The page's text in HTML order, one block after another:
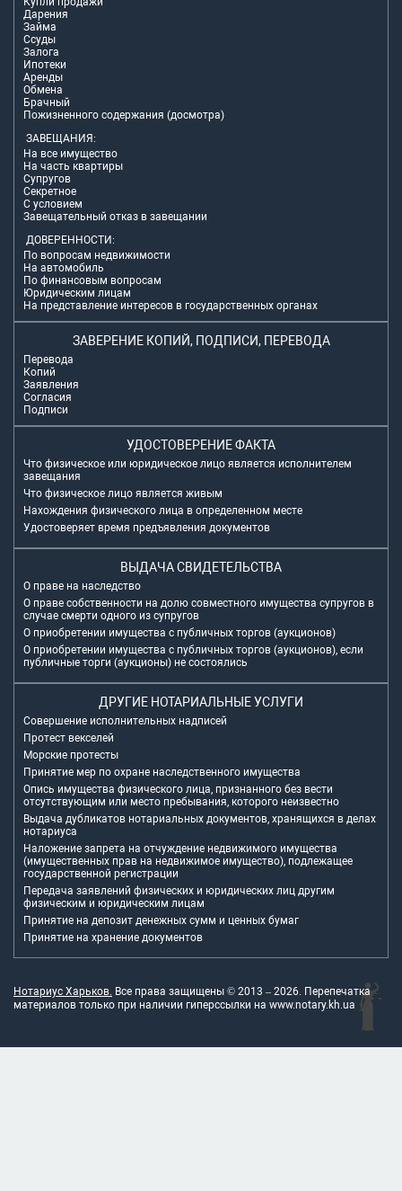
Дарения
Займа
Ссуды
Залога
Ипотеки
Аренды
Обмена
Брачный
Пожизненного содержания (досмотра)
ЗАВЕЩАНИЯ:
На все имущество
На часть квартиры
Супругов
Секретное
С условием
Завещательный отказ в завещании
ДОВЕРЕННОСТИ:
По вопросам недвижимости
На автомобиль
По финансовым вопросам
Юридическим лицам
На представление интересов в государственных органах
ЗАВЕРЕНИЕ КОПИЙ, ПОДПИСИ, ПЕРЕВОДА
Перевода
Копий
Заявления
Согласия
Подписи
УДОСТОВЕРЕНИЕ ФАКТА
Что физическое или юридическое лицо является исполнителем
завещания
Что физическое лицо является живым
Нахождения физического лица в определенном месте
Удостоверяет время предъявления документов
ВЫДАЧА СВИДЕТЕЛЬСТВА
О праве на наследство
О праве собственности на долю совместного имущества супругов в
случае смерти одного из супругов
О приобретении имущества с публичных торгов (аукционов)
О приобретении имущества с публичных торгов (аукционов), если
публичные торги (аукционы) не состоялись
ДРУГИЕ НОТАРИАЛЬНЫЕ УСЛУГИ
Совершение исполнительных надписей
Протест векселей
Морские протесты
Принятие мер по охране наследственного имущества
Опись имущества физического лица, признанного без вести
отсутствующим или место пребывания, которого неизвестно
Выдача дубликатов нотариальных документов, хранящихся в делах
нотариуса
Наложение запрета на отчуждение недвижимого имущества
(имущественных прав на недвижимое имущество), подлежащее
государственной регистрации
Передача заявлений физических и юридических лиц другим
физическим и юридическим лицам
Принятие на депозит денежных сумм и ценных бумаг
Принятие на хранение документов
Нотариус Харьков. Все права защищены © 2013 – 2026. Перепечатка
материалов только при наличии гиперссылки на www.notary.kh.ua